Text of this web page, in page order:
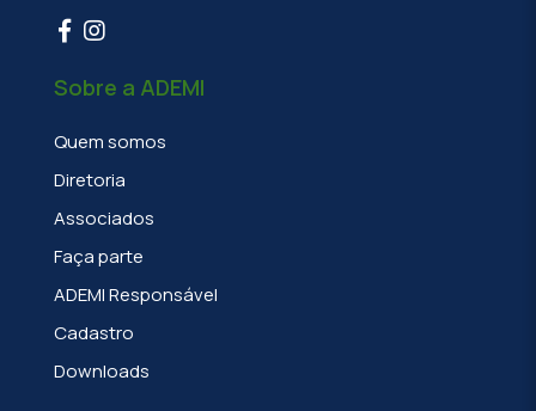
Sobre a ADEMI
Quem somos
Diretoria
Associados
Faça parte
ADEMI Responsável
Cadastro
Downloads